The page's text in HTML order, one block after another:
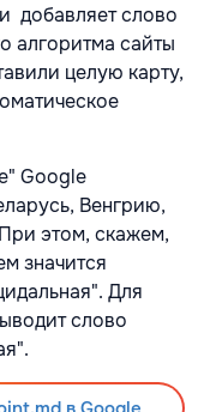
добавляет слово
алгоритма сайты
целую карту,
Google
Венгрию,
этом, скажем,
значится
Для
слово